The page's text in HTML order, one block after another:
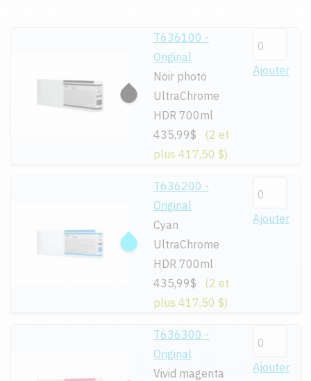
T636100 -
Original
Noir photo
UltraChrome
HDR 700ml
435,99$
(2 et
plus 417,50 $)
Ajouter
T636200 -
Original
Cyan
UltraChrome
HDR 700ml
435,99$
(2 et
plus 417,50 $)
Ajouter
T636300 -
Original
Vivid magenta
Ajouter